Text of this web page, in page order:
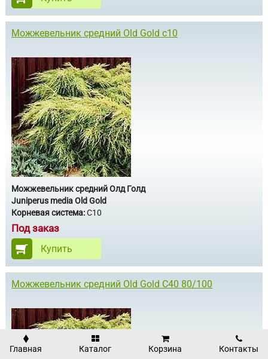
Можжевельник средний Old Gold c10
Можжевельник средний Олд Голд
Juniperus media Old Gold
Корневая система:C10
Под заказ
Купить
Можжевельник средний Old Gold С40 80/100
Главная Каталог Корзина Контакты